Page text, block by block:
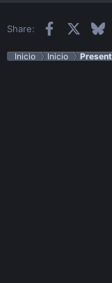
Share: Facebook
Inicio Inicio